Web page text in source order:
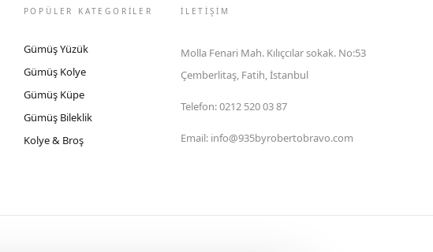
POPÜLER KATEGORİLER
Gümüş Yüzük
Gümüş Kolye
Gümüş Küpe
Gümüş Bileklik
Kolye & Broş
İLETIŞIM
Molla Fenari Mah. Kılıçcılar sokak. No:53
Çemberlitaş, Fatih, İstanbul
Telefon:0212 520 03 87
Email: info@935byrobertobravo.com